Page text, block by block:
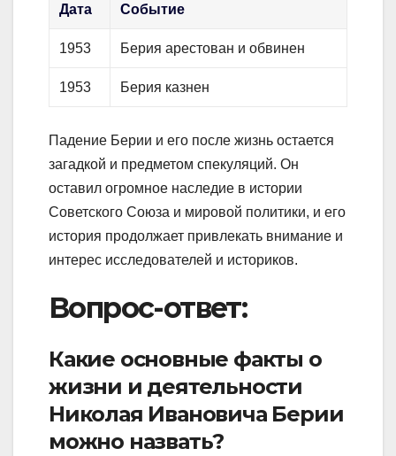
Дата Событие
1953 Берия арестован и обвинен
1953 Берия казнен
Падение Берии и его после жизнь остается
загадкой и предметом спекуляций. Он
оставил огромное наследие в истории
Советского Союза и мировой политики, и его
история продолжает привлекать внимание и
интерес исследователей и историков.
Вопрос-ответ:
Какие основные факты о
жизни и деятельности
Николая Ивановича Берии
можно назвать?